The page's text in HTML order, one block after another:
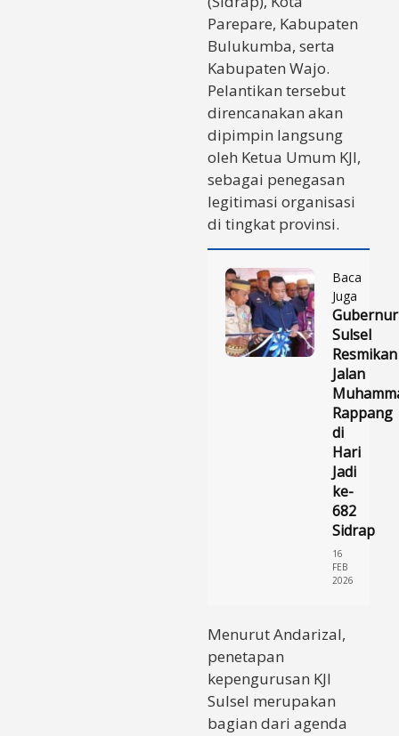
Parepare, Kabupaten
Bulukumba, serta
Kabupaten Wajo.
Pelantikan tersebut
direncanakan akan
dipimpin langsung
oleh Ketua Umum KJI,
sebagai penegasan
legitimasi organisasi
di tingkat provinsi.
Baca
Juga
Gubernur
Sulsel
Resmikan
Jalan
Rappang
di
Hari
Jadi
ke-
682
Sidrap
16
FEB
2026
Menurut Andarizal,
penetapan
kepengurusan KJI
Sulsel merupakan
bagian dari agenda